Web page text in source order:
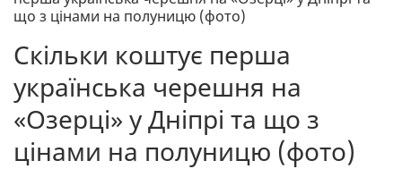
що з цінами на полуницю (фото)
Скільки коштує перша
українська черешня на
«Озерці» у Дніпрі та що з
цінами на полуницю (фото)